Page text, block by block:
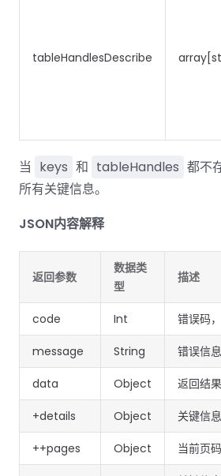
tableHandlesDescribe
当 keys 和 tableHandles 都不
所有关键信息。
JSON内容解释
返回参数
数据类
型
描述
code Int 错误码
message String 错误信息
data Object 返回结果
+details Object 关键信
++pages Object 当前页